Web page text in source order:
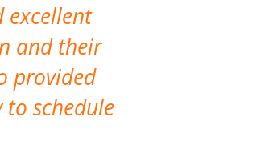
excellent
and their
provided
to schedule